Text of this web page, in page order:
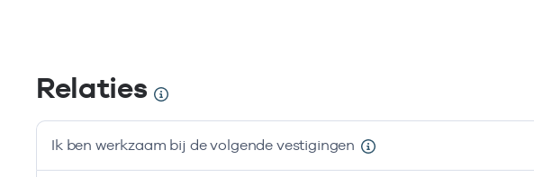
Relaties
Ik ben werkzaam bij de volgende vestigingen